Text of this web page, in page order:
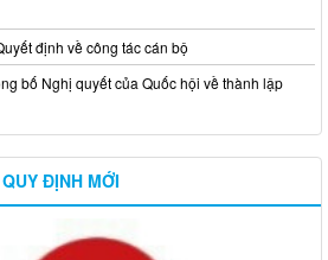
định về công tác cán bộ
bố Nghị quyết của Quốc hội về thành lập
ĐỊNH MỚI